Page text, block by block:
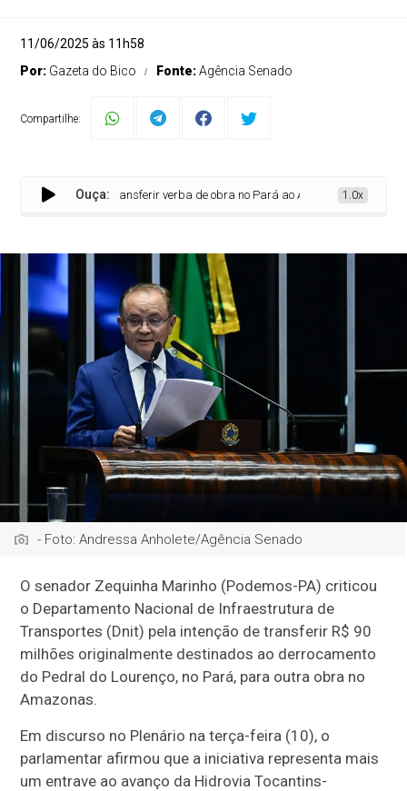
11/06/2025 às 11h58
Por: Gazeta do Bico Fonte:Agência Senado
Compartilhe:
Ouça:
Dnit por tentar transferir verba de obra no Pará ao Amazonas 1.0x
- Foto: Andressa Anholete/Agência Senado
O senador Zequinha Marinho (Podemos-PA) criticou
o Departamento Nacional de Infraestrutura de
Transportes (Dnit) pela intenção de transferir R$ 90
milhões originalmente destinados ao derrocamento
do Pedral do Lourenço, no Pará, para outra obra no
Amazonas.
Em discurso no Plenário na terça-feira (10), o
parlamentar afirmou que a iniciativa representa mais
um entrave ao avanço da Hidrovia Tocantins-